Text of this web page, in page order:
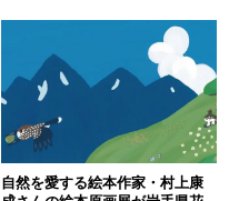
自然を愛する絵本作家・村上康